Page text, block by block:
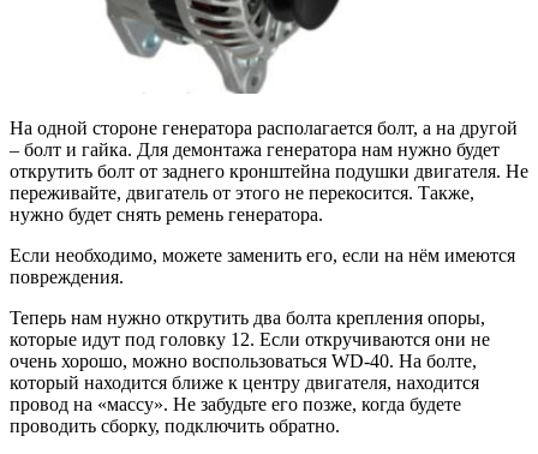
На одной стороне генератора располагается болт, а на другой
– болт и гайка. Для демонтажа генератора нам нужно будет
открутить болт от заднего кронштейна подушки двигателя. Не
переживайте, двигатель от этого не перекосится. Также,
нужно будет снять ремень генератора.
Если необходимо, можете заменить его, если на нём имеются
повреждения.
Теперь нам нужно открутить два болта крепления опоры,
которые идут под головку 12. Если откручиваются они не
очень хорошо, можно воспользоваться WD-40. На болте,
который находится ближе к центру двигателя, находится
провод на «массу». Не забудьте его позже, когда будете
проводить сборку, подключить обратно.